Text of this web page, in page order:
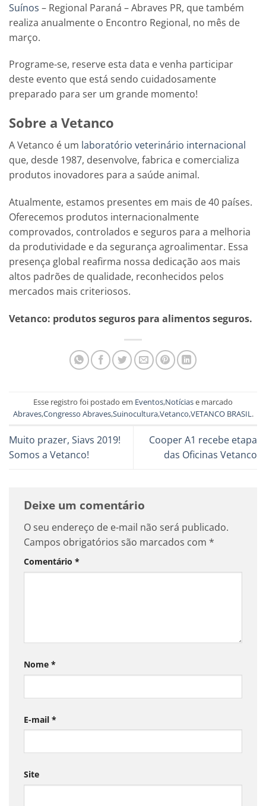
Suínos – Regional Paraná – Abraves PR, que também
realiza anualmente o Encontro Regional, no mês de
março.
Programe-se, reserve esta data e venha participar
deste evento que está sendo cuidadosamente
preparado para ser um grande momento!
Sobre a Vetanco
A Vetanco é um laboratório veterinário internacional
que, desde 1987, desenvolve, fabrica e comercializa
produtos inovadores para a saúde animal.
Atualmente, estamos presentes em mais de 40 países.
Oferecemos produtos internacionalmente
comprovados, controlados e seguros para a melhoria
da produtividade e da segurança agroalimentar. Essa
presença global reafirma nossa dedicação aos mais
altos padrões de qualidade, reconhecidos pelos
mercados mais criteriosos.
Vetanco: produtos seguros para alimentos seguros.
Esse registro foi postado em Eventos,Notíciase marcado
Abraves,Congresso Abraves,Suinocultura,Vetanco,VETANCO BRASIL.
Muito prazer, Siavs 2019!
Somos a Vetanco!
Cooper A1 recebe etapa
das Oficinas Vetanco
Deixe um comentário
O seu endereço de e-mail não será publicado.
Campos obrigatórios são marcados com *
Comentário *
Nome *
E-mail *
Site